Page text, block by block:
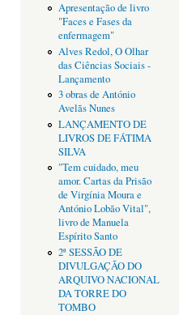
Apresentação de livro
"Faces e Fases da
enfermagem"
Alves Redol, O Olhar
das Ciências Sociais -
Lançamento
3 obras de António
Avelãs Nunes
LANÇAMENTO DE
LIVROS DE FÁTIMA
SILVA
"Tem cuidado, meu
amor. Cartas da Prisão
de Virgínia Moura e
António Lobão Vital",
livro de Manuela
Espírito Santo
2ª SESSÃO DE
DIVULGAÇÃO DO
ARQUIVO NACIONAL
DA TORRE DO
TOMBO